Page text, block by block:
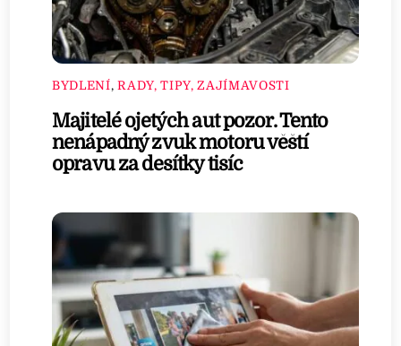
BYDLENÍ,RADY, TIPY, ZAJÍMAVOSTI
Majitelé ojetých aut pozor. Tento
nenápadný zvuk motoru věští
opravu za desítky tisíc